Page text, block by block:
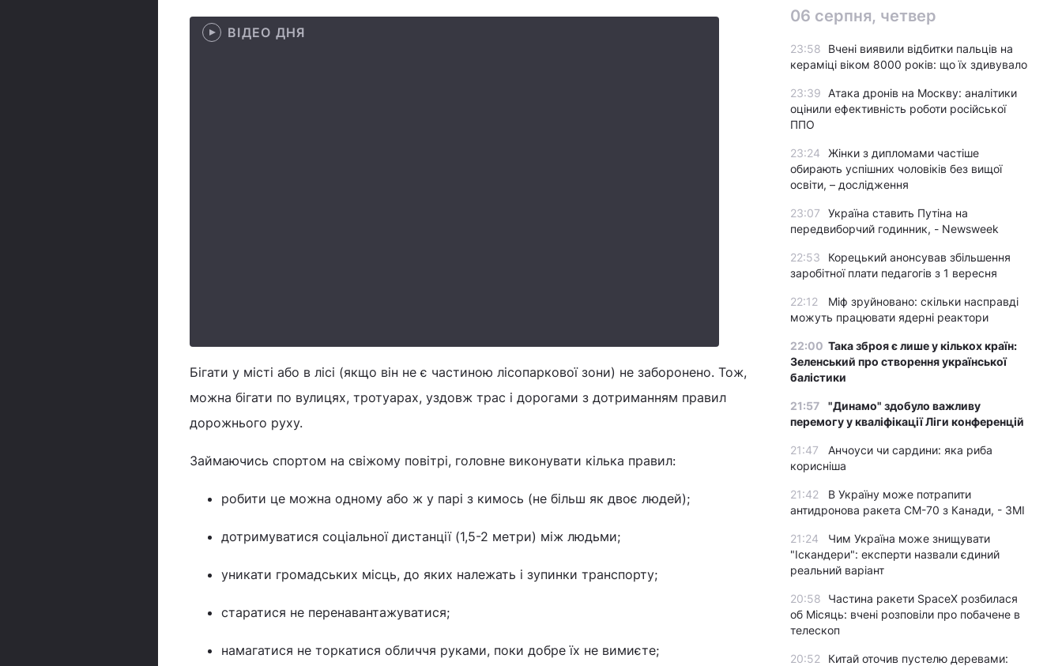
ВІДЕО ДНЯ
Бігати у місті або в лісі (якщо він не є частиною лісопаркової зони) не заборонено. Тож,
можна бігати по вулицях, тротуарах, уздовж трас і дорогами з дотриманням правил
дорожнього руху.
Займаючись спортом на свіжому повітрі, головне виконувати кілька правил:
робити це можна одному або ж у парі з кимось (не більш як двоє людей);
дотримуватися соціальної дистанції (1,5-2 метри) між людьми;
уникати громадських місць, до яких належать і зупинки транспорту;
старатися не перенавантажуватися;
намагатися не торкатися обличчя руками, поки добре їх не вимиєте;
06 серпня, четвер
23:58
Вчені виявили відбитки пальців на
кераміці віком 8000 років: що їх здивувало
23:39
Атака дронів на Москву: аналітики
оцінили ефективність роботи російської
ППО
23:24
Жінки з дипломами частіше
обирають успішних чоловіків без вищої
освіти, – дослідження
23:07
Україна ставить Путіна на
передвиборчий годинник, - Newsweek
22:53
Корецький анонсував збільшення
заробітної плати педагогів з 1 вересня
22:12
Міф зруйновано: скільки насправді
можуть працювати ядерні реактори
22:00 Така зброя є лише у кількох країн:
Зеленський про створення української
балістики
21:57
"Динамо" здобуло важливу
перемогу у кваліфікації Ліги конференцій
21:47
Анчоуси чи сардини: яка риба
корисніша
21:42
В Україну може потрапити
антидронова ракета CM-70 з Канади, - ЗМІ
21:24
Чим Україна може знищувати
"Іскандери": експерти назвали єдиний
реальний варіант
20:58
Частина ракети SpaceX розбилася
об Місяць: вчені розповіли про побачене в
телескоп
20:52
Китай оточив пустелю деревами: